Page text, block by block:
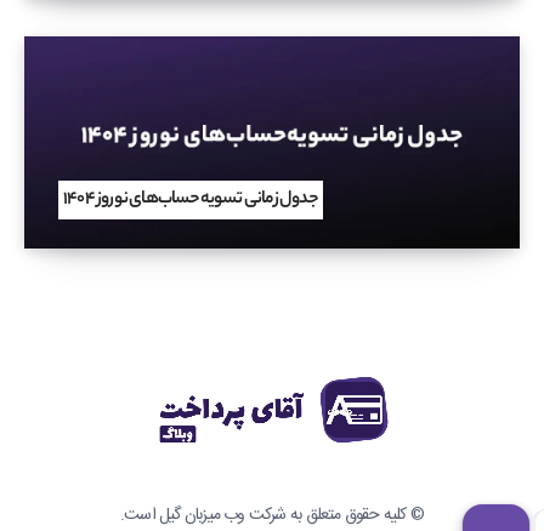
جدول زمانی تسویه‌حساب‌های نوروز ۱۴۰۴
© کلیه حقوق متعلق بهشرکت وب میزبان گیلاست.